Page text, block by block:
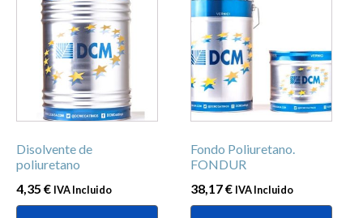
Disolvente de
poliuretano
4,35 € IVA Incluido
producto
tiene
múltiples
variantes.
opciones
pueden
elegir
en
la
Fondo Poliuretano.
FONDUR
38,17€ IVA Incluido
producto
múltiples
variantes.
Las
opciones
pueden
elegir
en
la